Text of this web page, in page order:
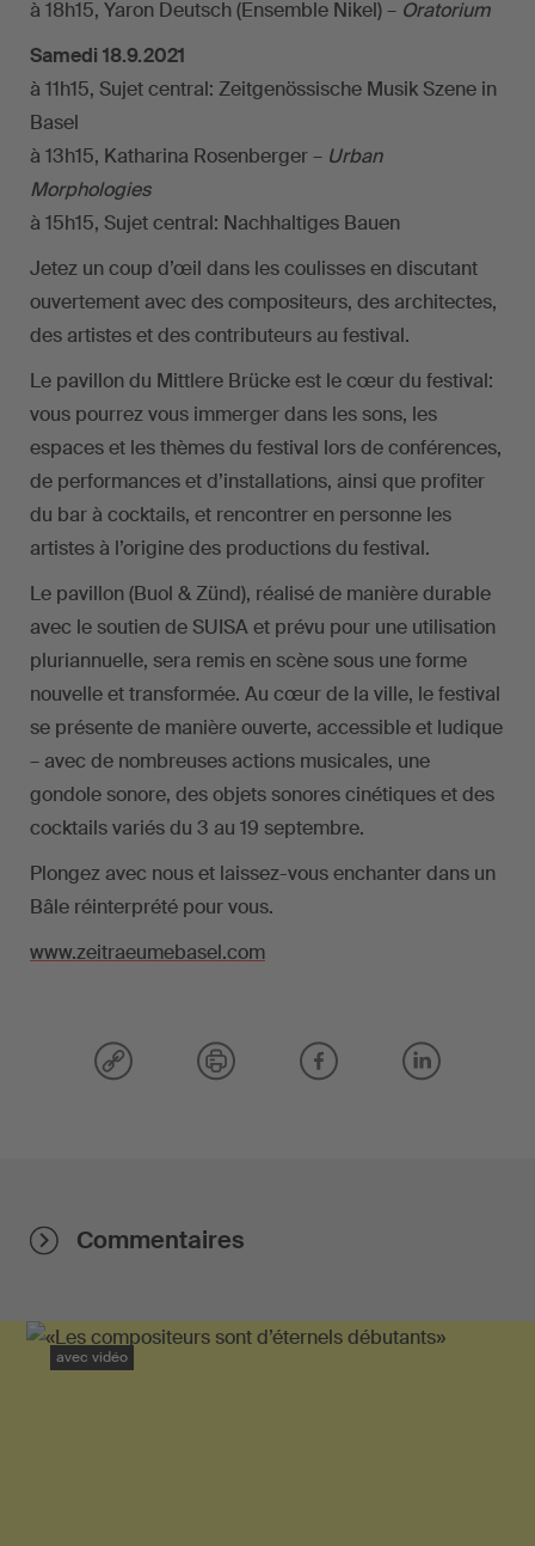
à 18h15, Yaron Deutsch (Ensemble Nikel) – Oratorium
Samedi 18.9.2021
à 11h15, Sujet central: Zeitgenössische Musik Szene in
Basel
à 13h15, Katharina Rosenberger – Urban
Morphologies
à 15h15, Sujet central: Nachhaltiges Bauen
Jetez un coup d’œil dans les coulisses en discutant
ouvertement avec des compositeurs, des architectes,
des artistes et des contributeurs au festival.
Le pavillon du Mittlere Brücke est le cœur du festival:
vous pourrez vous immerger dans les sons, les
espaces et les thèmes du festival lors de conférences,
de performances et d’installations, ainsi que profiter
du bar à cocktails, et rencontrer en personne les
artistes à l’origine des productions du festival.
Le pavillon (Buol & Zünd), réalisé de manière durable
avec le soutien de SUISA et prévu pour une utilisation
pluriannuelle, sera remis en scène sous une forme
nouvelle et transformée. Au cœur de la ville, le festival
se présente de manière ouverte, accessible et ludique
– avec de nombreuses actions musicales, une
gondole sonore, des objets sonores cinétiques et des
cocktails variés du 3 au 19 septembre.
Plongez avec nous et laissez-vous enchanter dans un
Bâle réinterprété pour vous.
www.zeitraeumebasel.com
Commentaires
avec vidéo